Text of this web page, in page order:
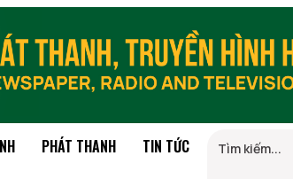
PHÁT THANH TIN TỨC